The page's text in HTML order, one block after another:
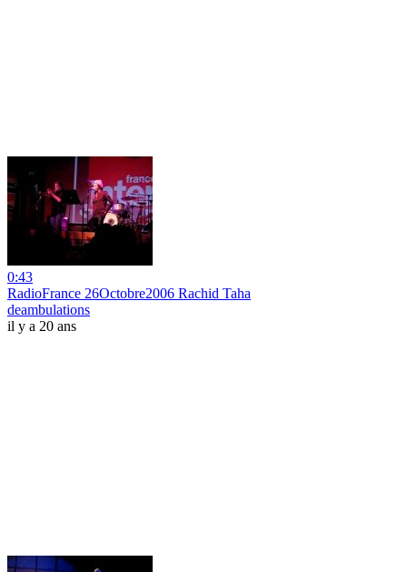
0:43
RadioFrance 26Octobre2006 Rachid Taha
deambulations
il y a 20 ans